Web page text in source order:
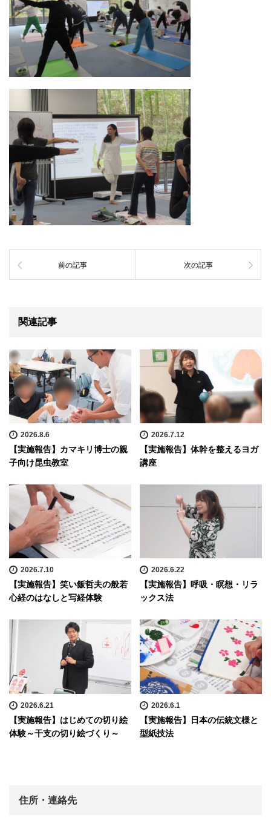
前の記事 次の記事
関連記事
2026.8.6
【実施報告】カマキリ博士の親
子向け昆虫教室
2026.7.12
【実施報告】体幹を整えるヨガ
講座
2026.7.10
【実施報告】笑い飯哲夫の般若
心経のはなしと写経体験
2026.6.22
【実施報告】呼吸・瞑想・リラ
ックス法
2026.6.21
【実施報告】はじめての切り絵
体験～干支の切り絵づくり～
2026.6.1
【実施報告】日本の伝統文様と
型紙技法
住所・連絡先